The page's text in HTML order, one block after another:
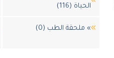
الحياة (116)
» ملحقة الطب (0)